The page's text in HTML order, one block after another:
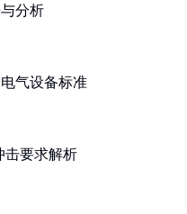
分析
气设备标准
击要求解析